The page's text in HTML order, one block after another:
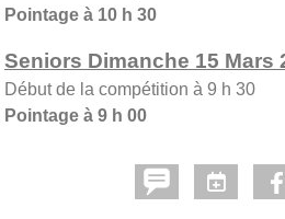
Pointage à 10 h 30
Seniors Dimanche 15 Mars
Début de la compétition à 9 h 30
Pointage à 9 h 00